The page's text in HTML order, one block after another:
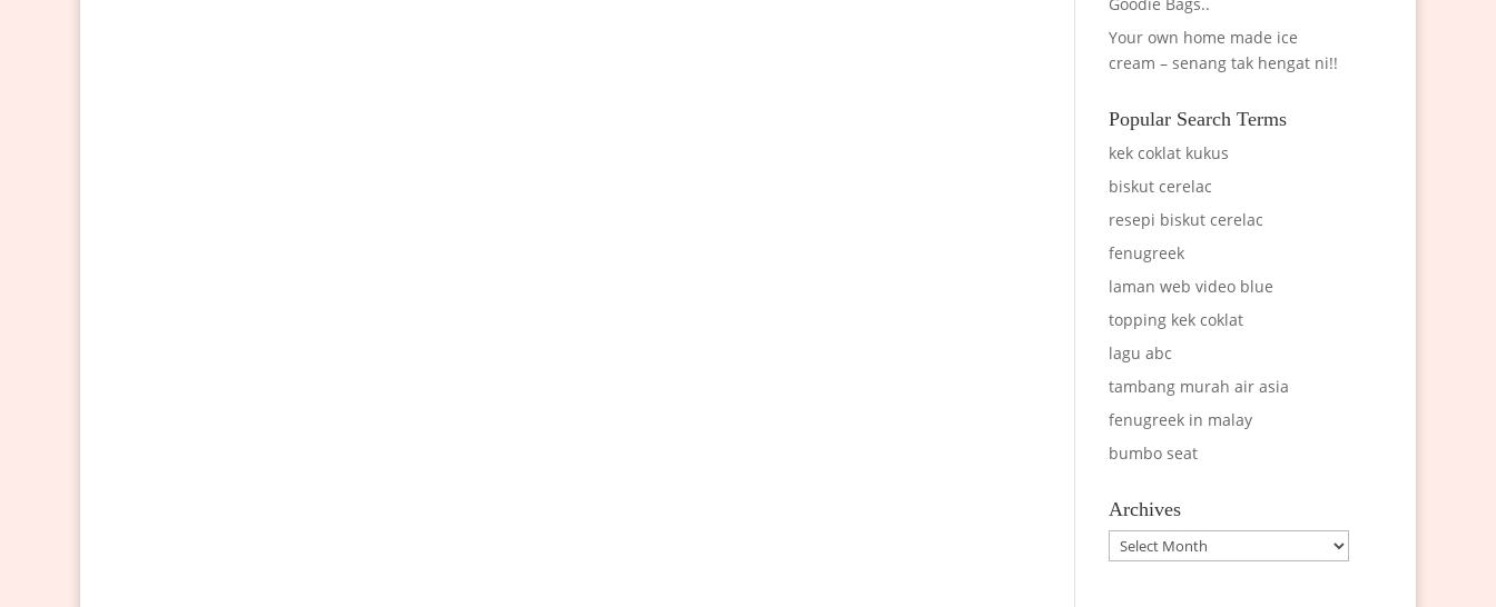
Your own home made ice
cream – senang tak hengat ni!!
Popular Search Terms
kek coklat kukus
biskut cerelac
resepi biskut cerelac
fenugreek
laman web video blue
topping kek coklat
lagu abc
tambang murah air asia
fenugreek in malay
bumbo seat
Archives
Archives